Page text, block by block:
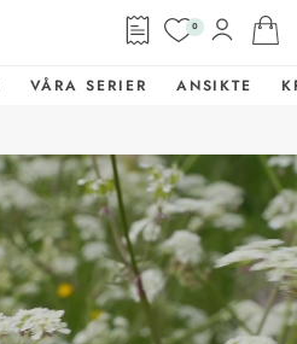
0
VÅRA SERIER ANSIKTE